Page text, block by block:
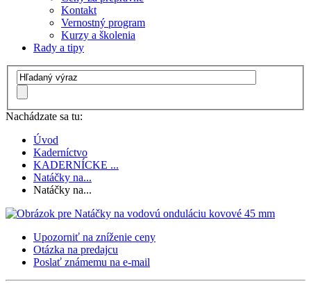
Kontakt
Vernostný program
Kurzy a školenia
Rady a tipy
Nachádzate sa tu:
Úvod
Kaderníctvo
KADERNÍCKE ...
Natáčky na...
Natáčky na...
Upozorniť na zníženie ceny
Otázka na predajcu
Poslať známemu na e-mail